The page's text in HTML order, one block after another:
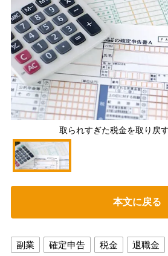
取られすぎた税金を取り戻
本文に戻る
副業 確定申告 税金 退職金